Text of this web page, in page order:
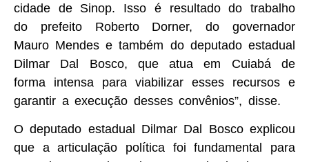
cidade de Sinop. Isso é resultado do trabalho
do prefeito Roberto Dorner, do governador
Mauro Mendes e também do deputado estadual
Dilmar Dal Bosco, que atua em Cuiabá de
forma intensa para viabilizar esses recursos e
garantir a execução desses convênios”, disse.
O deputado estadual Dilmar Dal Bosco explicou
que a articulação política foi fundamental para